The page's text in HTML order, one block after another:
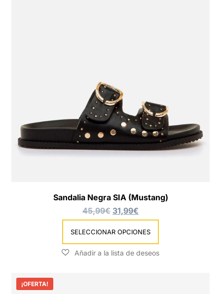
Sandalia Negra SIA (Mustang)
45,99€ 31,99€
SELECCIONAR OPCIONES
¡OFERTA!